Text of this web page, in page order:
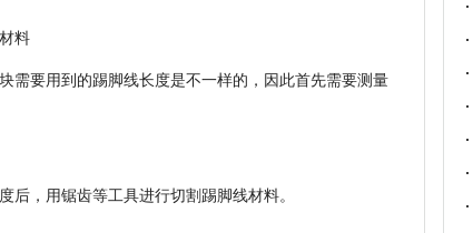
料
需要用到的踢脚线长度是不一样的，因此首先需要测量
后，用锯齿等工具进行切割踢脚线材料。